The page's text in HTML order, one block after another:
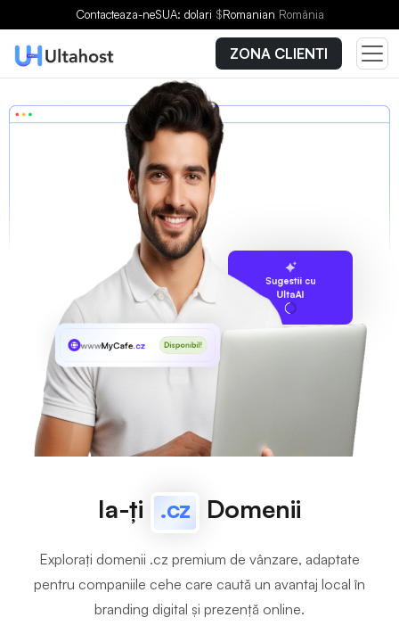
Contacteaza-neSUA: dolari $Romanian România
ZONA CLIENTI
Sugestii cu
UltaAI
wwwMyCafe.cz Disponibil!
Ia-ți .cz Domenii
Explorați domenii .cz premium de vânzare, adaptate
pentru companiile cehe care caută un avantaj local în
branding digital și prezență online.